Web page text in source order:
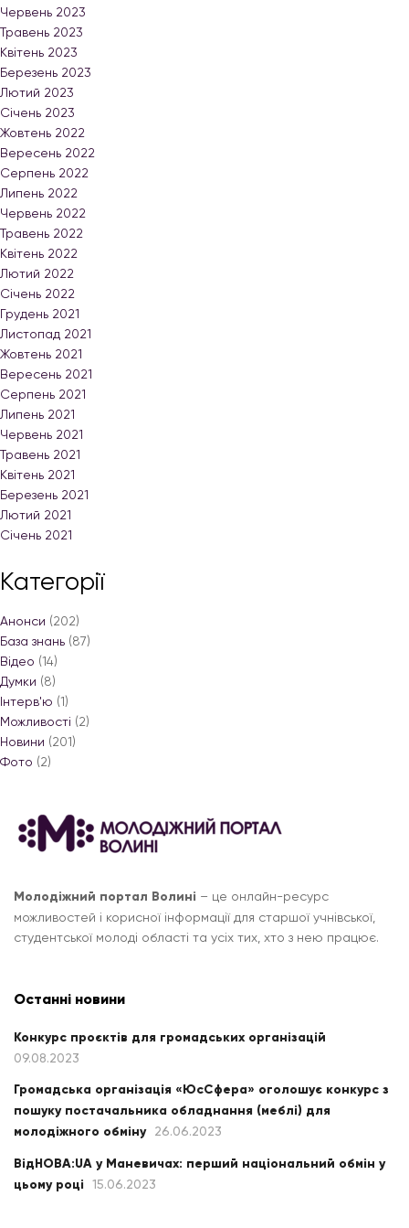
Червень 2023
Травень 2023
Квітень 2023
Березень 2023
Лютий 2023
Січень 2023
Жовтень 2022
Вересень 2022
Серпень 2022
Липень 2022
Червень 2022
Травень 2022
Квітень 2022
Лютий 2022
Січень 2022
Грудень 2021
Листопад 2021
Жовтень 2021
Вересень 2021
Серпень 2021
Липень 2021
Червень 2021
Травень 2021
Квітень 2021
Березень 2021
Лютий 2021
Січень 2021
Категорії
Анонси (202)
База знань (87)
Відео (14)
Думки (8)
Інтерв'ю (1)
Можливості (2)
Новини (201)
Фото (2)
Молодіжний портал Волині – це онлайн-ресурс
можливостей і корисної інформації для старшої учнівської,
студентської молоді області та усіх тих, хто з нею працює.
Останні новини
Конкурс проєктів для громадських організацій
09.08.2023
Громадська організація «ЮсСфера» оголошує конкурс з
пошуку постачальника обладнання (меблі) для
молодіжного обміну
26.06.2023
ВідНОВА:UA у Маневичах: перший національний обмін у
цьому році
15.06.2023